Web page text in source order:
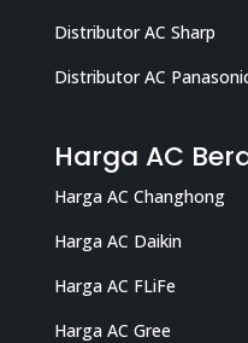
Distributor AC Sharp
Distributor AC
Harga AC
Harga AC Changhong
Harga AC Daikin
Harga AC FLiFe
Harga AC Gree